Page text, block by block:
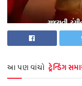
આ પણ વાંચો ટ્રેન્ડિંગ